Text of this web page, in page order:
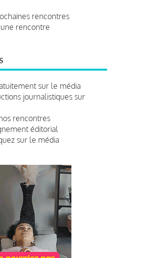
rencontres
rencontre
sur le média
journalistiques sur
rencontres
éditorial
sur le média